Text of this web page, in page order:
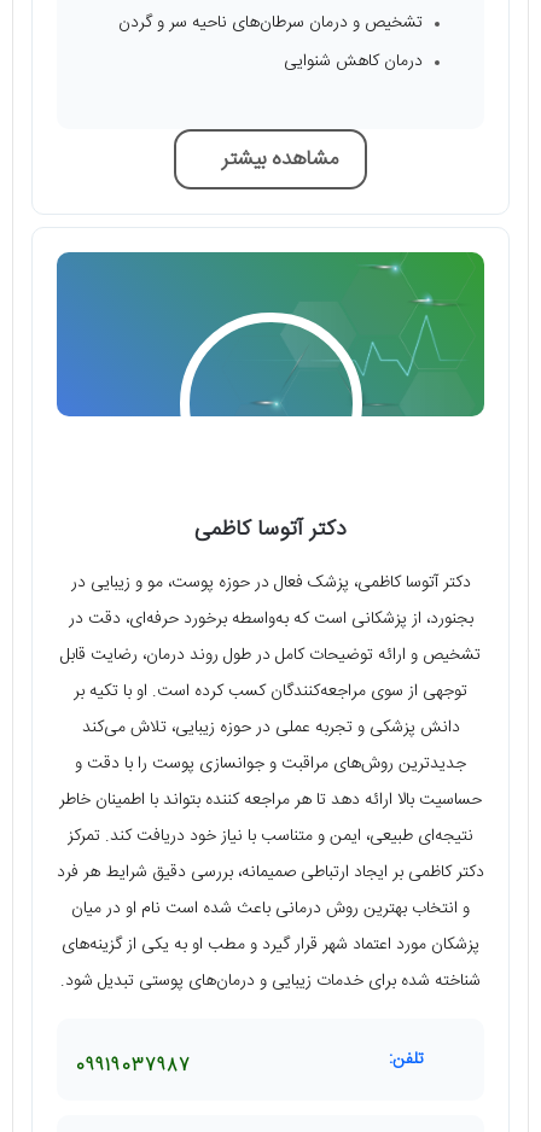
تشخیص و درمان سرطان‌های ناحیه سر و گردن
درمان کاهش شنوایی
مشاهده بیشتر
دکتر آتوسا کاظمی
دکتر آتوسا کاظمی، پزشک فعال در حوزه پوست، مو و زیبایی در
بجنورد، از پزشکانی است که به‌واسطه برخورد حرفه‌ای، دقت در
تشخیص و ارائه توضیحات کامل در طول روند درمان، رضایت قابل‌
توجهی از سوی مراجعه‌کنندگان کسب کرده است. او با تکیه بر
دانش پزشکی و تجربه عملی در حوزه زیبایی، تلاش می‌کند
جدیدترین روش‌های مراقبت و جوانسازی پوست را با دقت و
حساسیت بالا ارائه دهد تا هر مراجعه‌ کننده بتواند با اطمینان خاطر
نتیجه‌ای طبیعی، ایمن و متناسب با نیاز خود دریافت کند. تمرکز
دکتر کاظمی بر ایجاد ارتباطی صمیمانه، بررسی دقیق شرایط هر فرد
و انتخاب بهترین روش درمانی باعث شده است نام او در میان
پزشکان مورد اعتماد شهر قرار گیرد و مطب او به یکی از گزینه‌های
شناخته ‌شده برای خدمات زیبایی و درمان‌های پوستی تبدیل شود.
تلفن: 09919037987